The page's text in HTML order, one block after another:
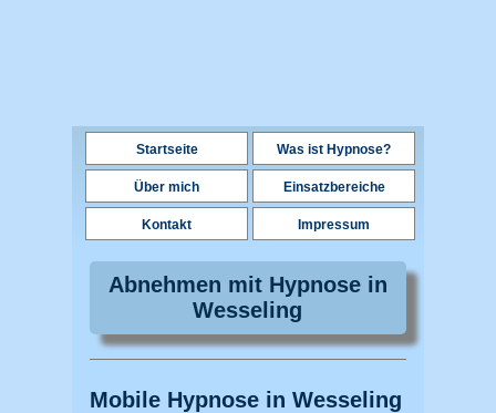
Startseite Was ist Hypnose?
Über mich Einsatzbereiche
Kontakt Impressum
Abnehmen mit Hypnose in
Wesseling
Mobile Hypnose in Wesseling